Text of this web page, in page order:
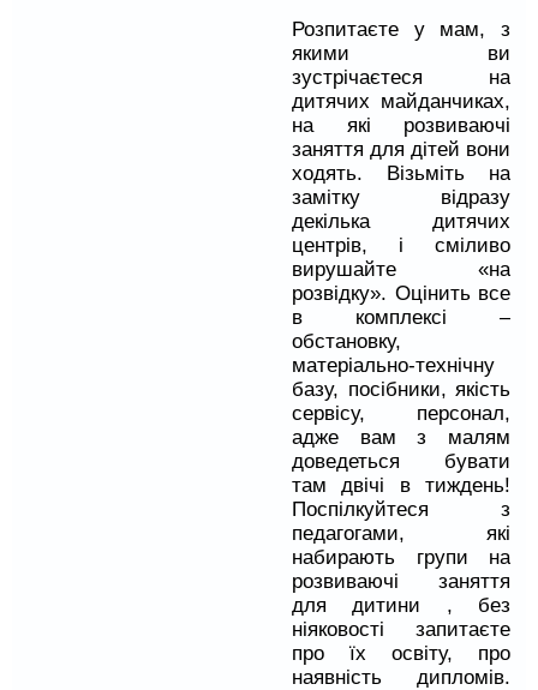
Розпитаєте у мам, з
якими ви
зустрічаєтеся на
дитячих майданчиках,
на які розвиваючі
заняття для дітей вони
ходять. Візьміть на
замітку відразу
декілька дитячих
центрів, і сміливо
вирушайте «на
розвідку». Оцінить все
в комплексі –
обстановку,
матеріально-технічну
базу, посібники, якість
сервісу, персонал,
адже вам з малям
доведеться бувати
там двічі в тиждень!
Поспілкуйтеся з
педагогами, які
набирають групи на
розвиваючі заняття
для дитини , без
ніяковості запитаєте
про їх освіту, про
наявність дипломів.